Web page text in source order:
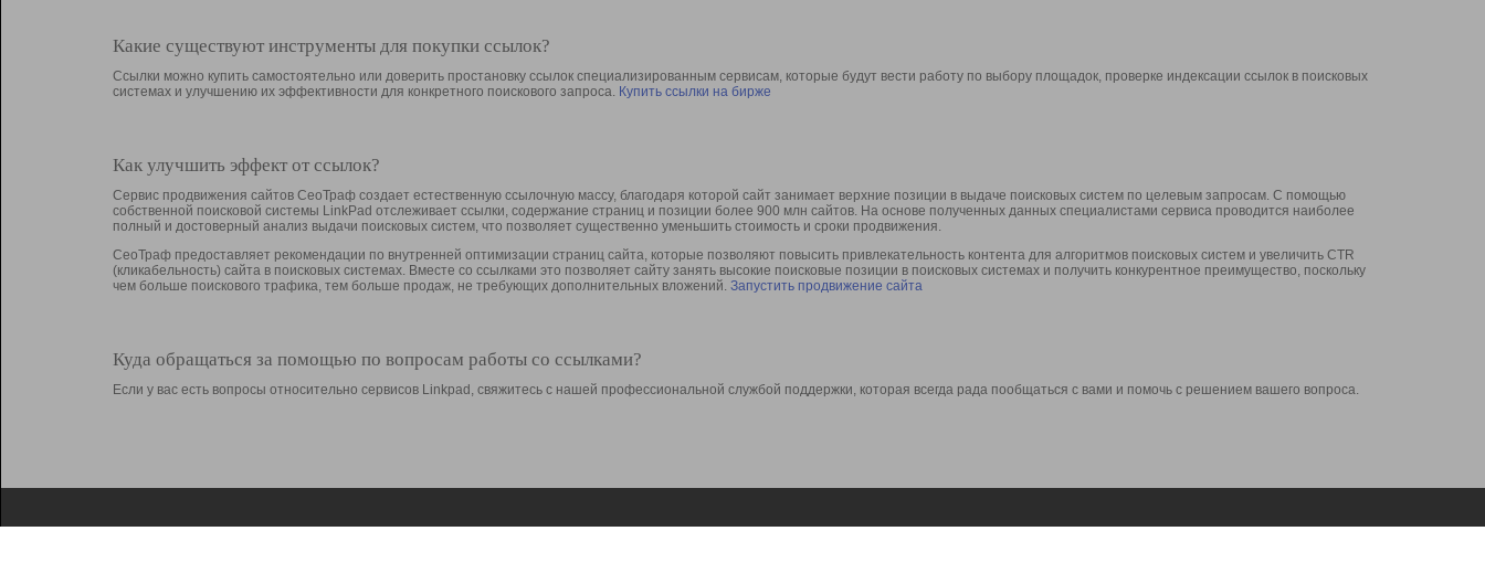
Какие существуют инструменты для покупки ссылок?
Ссылки можно купить самостоятельно или доверить простановку ссылок специализированным сервисам, которые будут вести работу по выбору площадок, проверке индексации ссылок в поисковых
системах и улучшению их эффективности для конкретного поискового запроса. Купить ссылки на бирже
Как улучшить эффект от ссылок?
Сервис продвижения сайтов СеоТраф создает естественную ссылочную массу, благодаря которой сайт занимает верхние позиции в выдаче поисковых систем по целевым запросам. С помощью
собственной поисковой системы LinkPad отслеживает ссылки, содержание страниц и позиции более 900 млн сайтов. На основе полученных данных специалистами сервиса проводится наиболее
полный и достоверный анализ выдачи поисковых систем, что позволяет существенно уменьшить стоимость и сроки продвижения.
СеоТраф предоставляет рекомендации по внутренней оптимизации страниц сайта, которые позволяют повысить привлекательность контента для алгоритмов поисковых систем и увеличить CTR
(кликабельность) сайта в поисковых системах. Вместе со ссылками это позволяет сайту занять высокие поисковые позиции в поисковых системах и получить конкурентное преимущество, поскольку
чем больше поискового трафика, тем больше продаж, не требующих дополнительных вложений. Запустить продвижение сайта
Куда обращаться за помощью по вопросам работы со ссылками?
Если у вас есть вопросы относительно сервисов Linkpad, свяжитесь с нашей профессиональной службой поддержки, которая всегда рада пообщаться с вами и помочь с решением вашего вопроса.